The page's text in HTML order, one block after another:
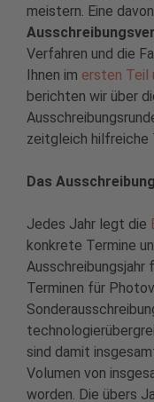
meistern. Eine
Verfahren und die
Ihnen im ersten Teil
berichten wir über
zeitgleich hilfreiche
Das
Jedes Jahr legt die
konkrete Termine
Ausschreibungsjahr
Terminen für
sind damit
Volumen von
worden. Die übers